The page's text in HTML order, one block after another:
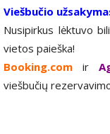
Viešbučio
Nusipirkus lėktuvo
vietos paieška!
Booking.com ir
viešbučių